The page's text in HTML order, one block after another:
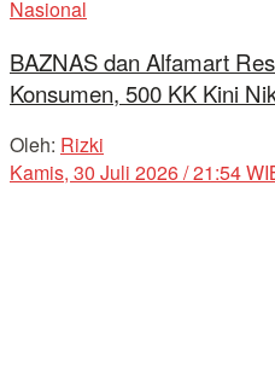
Nasional
BAZNAS dan Alfamart
Konsumen, 500 KK Kini
Oleh: Rizki
Kamis, 30 Juli 2026 / 21:54